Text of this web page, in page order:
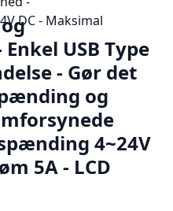
USB Type
- Gør det
og
4~24V
5A - LCD